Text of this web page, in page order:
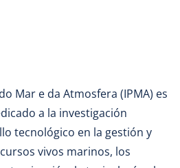
Mar e da Atmosfera (IPMA) es
a la investigación
tecnológico en la gestión y
vivos marinos, los